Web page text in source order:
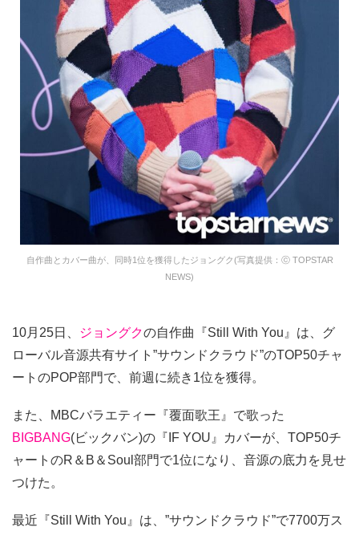
自作曲とカバー曲が、同時1位を獲得したジョングク(写真提供：ⓒ TOPSTAR
NEWS)
10月25日、 ジョングクの自作曲『Still With You』は、グ
ローバル音源共有サイト”サウンドクラウド”のTOP50チャ
ートのPOP部門で、前週に続き1位を獲得。
また、MBCバラエティー『覆面歌王』で歌った
BIGBANG(ビックバン)の『IF YOU』カバーが、TOP50チ
ャートのR＆B＆Soul部門で1位になり、音源の底力を見せ
つけた。
最近『Still With You』は、”サウンドクラウド”で7700万ス